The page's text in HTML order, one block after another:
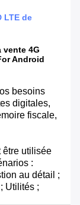
LTE de
vente 4G
Android
besoins
digitales,
fiscale,
être utilisée
:
au détail ;
Utilités ;